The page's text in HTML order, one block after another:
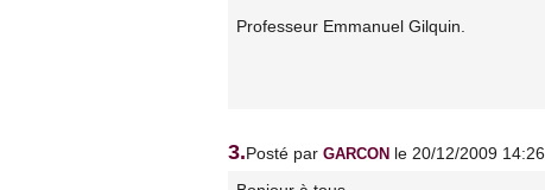
Professeur Emmanuel Gilquin.
3.Posté par GARCON le 20/12/2009 14:26